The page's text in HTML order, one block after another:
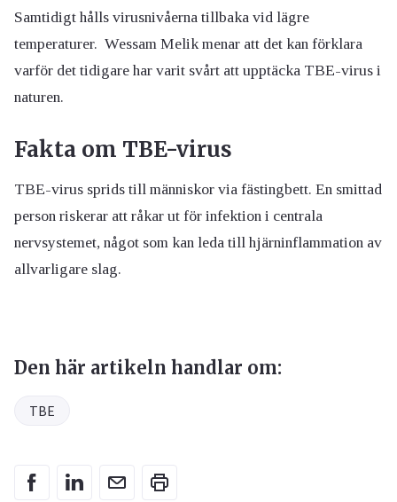
Samtidigt hålls virusnivåerna tillbaka vid lägre
temperaturer. Wessam Melik menar att det kan förklara
varför det tidigare har varit svårt att upptäcka TBE-virus i
naturen.
Fakta om TBE-virus
TBE-virus sprids till människor via fästingbett. En smittad
person riskerar att råkar ut för infektion i centrala
nervsystemet, något som kan leda till hjärninflammation av
allvarligare slag.
Den här artikeln handlar om:
TBE